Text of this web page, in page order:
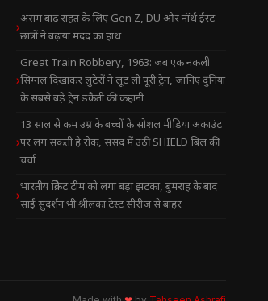
असम बाढ़ राहत के लिए Gen Z, DU और नॉर्थ ईस्ट
छात्रों ने बढ़ाया मदद का हाथ
Great Train Robbery, 1963: जब एक नकली
सिग्नल दिखाकर लुटेरों ने लूट ली पूरी ट्रेन, जानिए दुनिया
के सबसे बड़े ट्रेन डकैती की कहानी
13 साल से कम उम्र के बच्चों के सोशल मीडिया अकाउंट
पर लग सकती है रोक, संसद में उठी SHIELD बिल की
चर्चा
भारतीय क्रिकेट टीम को लगा बड़ा झटका, बुमराह के बाद
साई सुदर्शन भी श्रीलंका टेस्ट सीरीज से बाहर